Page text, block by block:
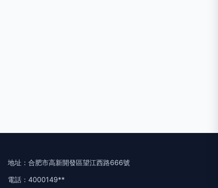
地址：合肥市高新開發區望江西路666號
電話：4000149**